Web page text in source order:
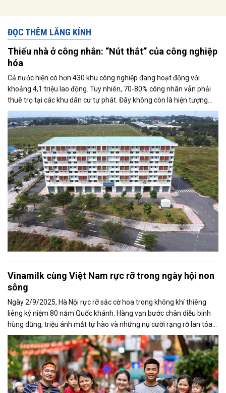
ĐỌC THÊM LĂNG KÍNH
Thiếu nhà ở công nhân: “Nút thắt” của công nghiệp
hóa
Cả nước hiện có hơn 430 khu công nghiệp đang hoạt động với
khoảng 4,1 triệu lao động. Tuy nhiên, 70-80% công nhân vẫn phải
thuê trọ tại các khu dân cư tự phát. Đây không còn là hiện tượng
tạm thời mà đã trở thành thực tế phổ biến tại nhiều địa phương.
Vinamilk cùng Việt Nam rực rỡ trong ngày hội non
sông
Ngày 2/9/2025, Hà Nội rực rỡ sắc cờ hoa trong không khí thiêng
liêng kỷ niệm 80 năm Quốc khánh. Hàng vạn bước chân diễu binh
hùng dũng, triệu ánh mắt tự hào và những nụ cười rạng rỡ lan tỏa
khắp thủ đô như viết tiếp câu chuyện hào hùng của dân tộc.